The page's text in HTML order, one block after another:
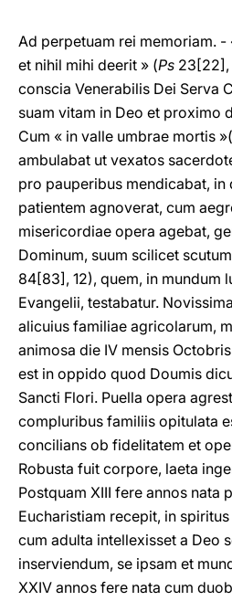
Ad perpetuam rei memoriam. -
et nihil mihi deerit » (Ps 23[22],
conscia Venerabilis Dei Serva
suam vitam in Deo et proximo
Cum « in valle umbrae mortis »(
ambulabat ut vexatos
pro pauperibus mendicabat, in
patientem agnoverat, cum
misericordiae opera agebat,
Dominum, suum scilicet
84[83], 12), quem, in mundum
Evangelii, testabatur.
alicuius familiae agricolarum,
animosa die IV mensis
est in oppido quod Doumis
Sancti Flori. Puella opera
compluribus familiis opitulata
concilians ob fidelitatem et
Robusta fuit corpore, laeta
Postquam XIII fere annos nata
Eucharistiam recepit, in
cum adulta intellexisset a Deo
inserviendum, se ipsam et
XXIV annos fere nata cum